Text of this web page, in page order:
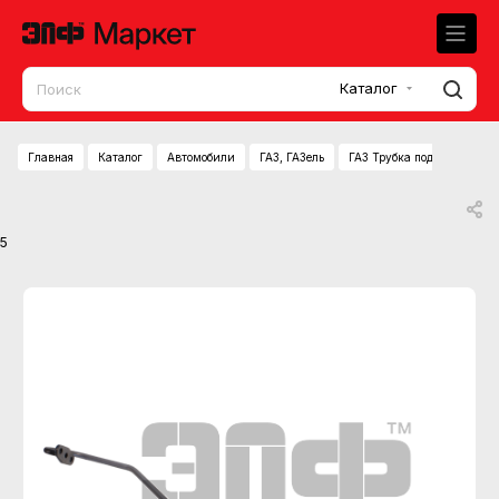
Каталог
Главная Каталог Автомобили ГАЗ, ГАЗель ГАЗ Трубка подв. масла
5